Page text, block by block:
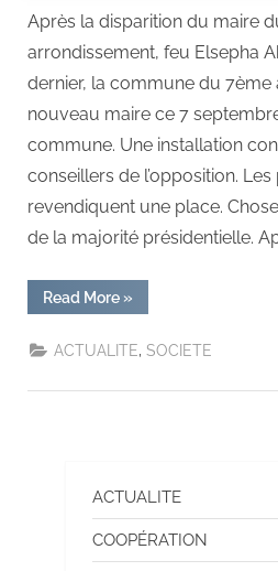
Après la disparition du maire
arrondissement, feu Elsepha
dernier, la commune du
nouveau maire ce 7
commune. Une installation
conseillers de l’opposition.
revendiquent une place.
de la majorité présidentielle.
Read More »
ACTUALITE SOCIETE
ACTUALITE
COOPÉRATION